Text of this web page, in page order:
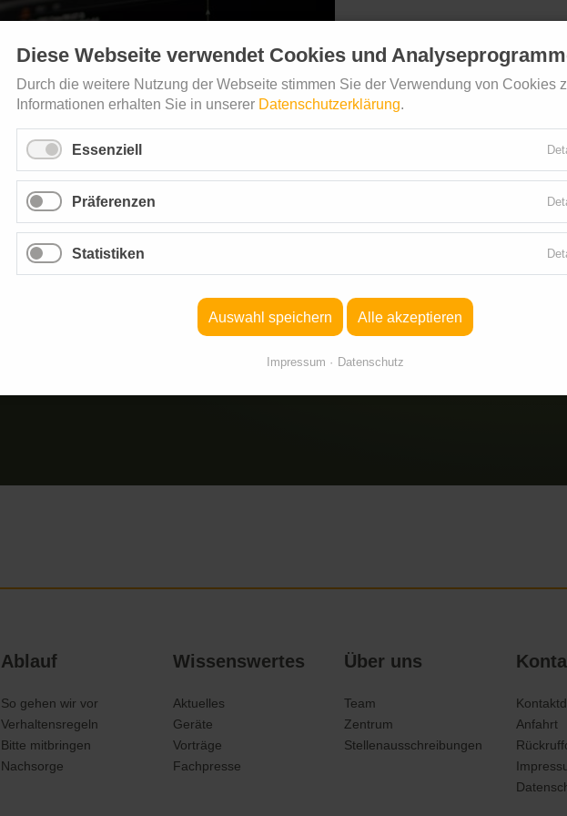
Angebote
Krebstherapie
Chronisch-
Ablauf
So gehen wir vor
Verhaltensregeln
Bitte mitbringen
Nachsorge
Wissenswertes
Aktuelles
Geräte
Vorträge
Fachpresse
Über uns
Team
Zentrum
Stellenausschreibungen
Anfahrt
Diese Webseite verwendet Cookies und
Durch die weitere Nutzung der Webseite stimmen Sie der Verwendung von Cookies
Informationen erhalten Sie in unserer Datenschutzerklärung.
Essenziell
Präferenzen
Statistiken
Auswahl speichern Alle akzeptieren
Impressum Datenschutz